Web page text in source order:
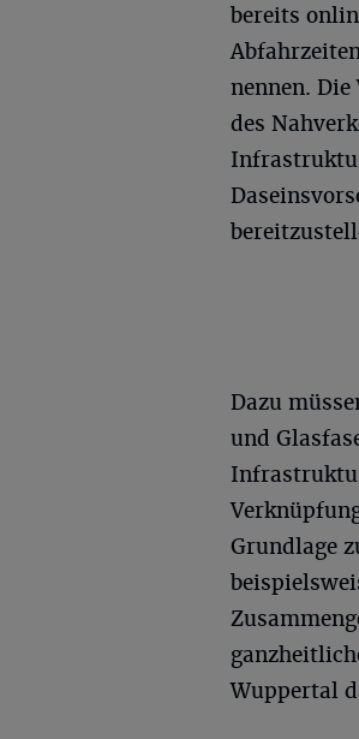
bereits
nennen.
des
Dazu
und
Grundlage
Wuppertal